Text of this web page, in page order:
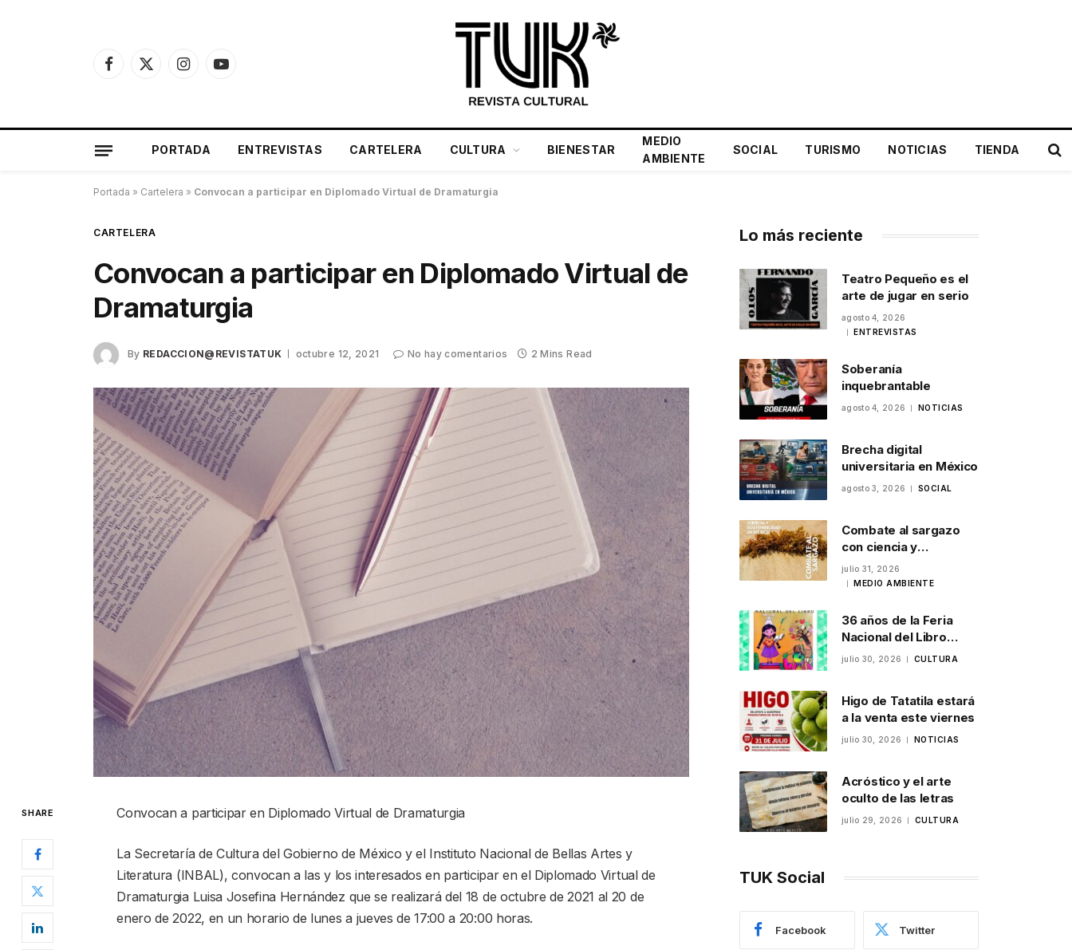
Facebook
X
InstagramYouTube
PORTADA ENTREVISTAS CARTELERA CULTURA BIENESTAR
MEDIO
AMBIENTE
SOCIAL TURISMO NOTICIAS TIENDA
Portada » Cartelera » Convocan a participar en Diplomado Virtual de Dramaturgia
CARTELERA
Convocan a participar en Diplomado Virtual de
Dramaturgia
By REDACCION@REVISTATUK octubre 12, 2021 No hay comentarios 2 Mins Read
SHARE Convocan a participar en Diplomado Virtual de Dramaturgia
La Secretaría de Cultura del Gobierno de México y el Instituto Nacional de Bellas Artes y
Literatura (INBAL), convocan a las y los interesados en participar en el Diplomado Virtual de
Dramaturgia Luisa Josefina Hernández que se realizará del 18 de octubre de 2021 al 20 de
enero de 2022, en un horario de lunes a jueves de 17:00 a 20:00 horas.
Lo más reciente
Teatro Pequeño es el
arte de jugar en serio
agosto 4, 2026
ENTREVISTAS
Soberanía
inquebrantable
agosto 4, 2026 NOTICIAS
Brecha digital
universitaria en México
agosto 3, 2026 SOCIAL
Combate al sargazo
con ciencia y
sostenibilidad en
México
julio 31, 2026
MEDIO AMBIENTE
36 años de la Feria
Nacional del Libro
Infantil y Juvenil en
julio 30, 2026 CULTURA
Higo de Tatatila estará
a la venta este viernes
julio 30, 2026 NOTICIAS
Acróstico y el arte
oculto de las letras
julio 29, 2026 CULTURA
TUK Social
Facebook Twitter